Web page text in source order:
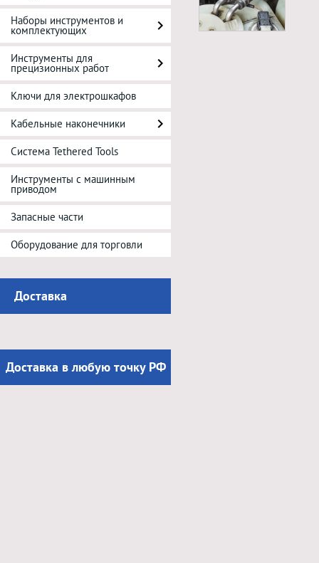
Наборы инструментов и
комплектующих
Инструменты для
прецизионных работ
Ключи для электрошкафов
Кабельные наконечники
Система Tethered Tools
Инструменты с машинным
приводом
Запасные части
Оборудование для торговли
Доставка
Доставка в любую точку РФ